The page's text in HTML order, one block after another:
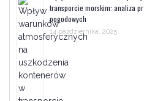
transporcie morskim: analiza
pogodowych
14 października, 2025